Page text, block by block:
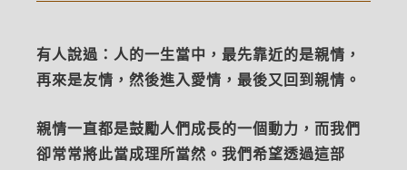
有人說過：人的一生當中，最先靠近的是親情，
再來是友情，然後進入愛情，最後又回到親情。
親情⼀直都是鼓勵⼈們成長的一個動力，而我們
卻常常將此當成理所當然。我們希望透過這部